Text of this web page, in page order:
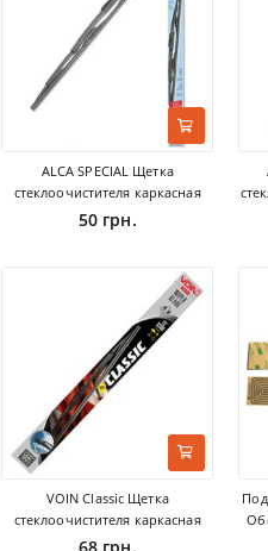
ALCA SPECIAL Щетка
стеклоочистителя каркасная
50 грн.
VOIN Classic Щетка
стеклоочистителя каркасная
68 грн.